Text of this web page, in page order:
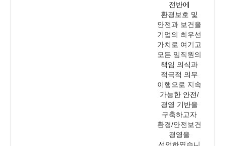
전반에
환경보호 및
안전과 보건을
기업의 최우선
가치로 여기고
모든 임직원의
책임 의식과
적극적 의무
이행으로 지속
가능한 안전/
경영 기반을
구축하고자
환경/안전보건
경영을